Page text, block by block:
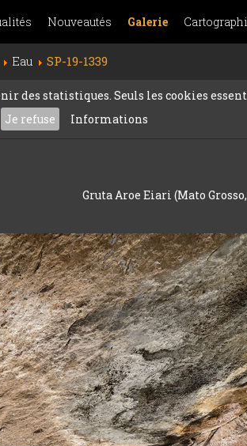
Nouveautés Galerie
Eau SP-19-1339
des statistiques. Seuls les cookies
Je refuse Informations
Gruta Aroe Eiari (Mato